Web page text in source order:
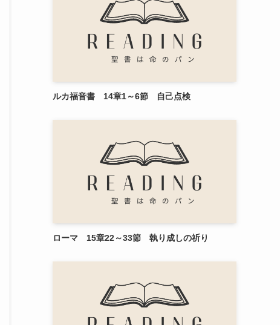
ルカ福音書 14章1～6節 自己点検
ローマ 15章22～33節 執り成しの祈り